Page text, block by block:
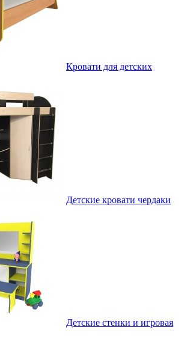
Кровати для детских
Детские кровати чердаки
Детские стенки и игровая